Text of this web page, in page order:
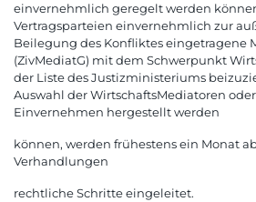
einvernehmlich geregelt werden
Vertragsparteien einvernehmlich zur
Beilegung des Konfliktes eingetragene
(ZivMediatG) mit dem Schwerpunkt
der Liste des Justizministeriums
Auswahl der WirtschaftsMediatoren
Einvernehmen hergestellt werden
können, werden frühestens ein Monat
Verhandlungen
rechtliche Schritte eingeleitet.